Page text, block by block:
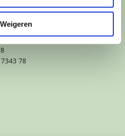
Weigeren
van Buurtgezinnen is:
78